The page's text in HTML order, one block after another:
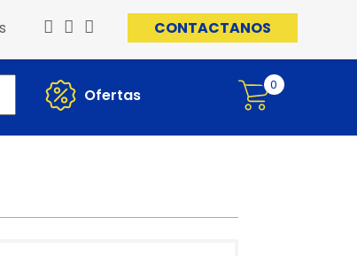
CONTACTANOS
Ofertas
0